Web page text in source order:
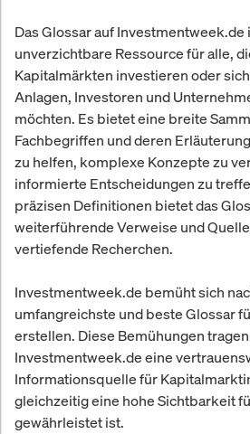
Das Glossar auf Investmentweek.de
unverzichtbare Ressource für alle,
Kapitalmärkten investieren oder
Anlagen, Investoren und
möchten. Es bietet eine breite
Fachbegriffen und deren
zu helfen, komplexe Konzepte zu
informierte Entscheidungen zu
präzisen Definitionen bietet das
weiterführende Verweise und
vertiefende Recherchen.
Investmentweek.de bemüht sich
umfangreichste und beste Glossar
erstellen. Diese Bemühungen
Investmentweek.de eine
Informationsquelle für
gleichzeitig eine hohe Sichtbarkeit
gewährleistet ist.